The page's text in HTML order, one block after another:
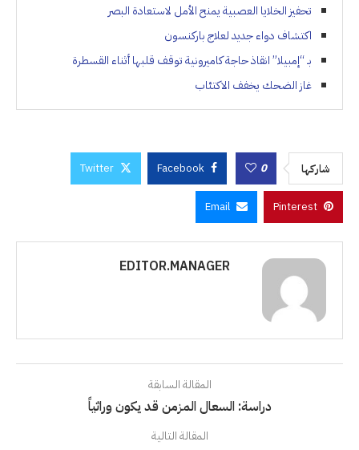
تحفيز الخلايا العصبية يمنح الأمل لاستعادة البصر
اكتشاف دواء جديد لعلاج باركنسون
بـ “إمبيلا” انقاذ حاجة كاميرونية توقف قلبها أثناء القسطرة
غاز الضحك يخفف الاكتئاب
شاركها 0
Facebook
Twitter
Pinterest
Email
EDITOR.MANAGER
المقالة السابقة
دراسة: السعال المزمن قد يكون وراثياً
المقالة التالية